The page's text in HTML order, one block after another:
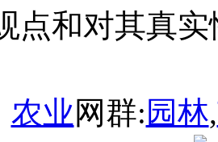
点和对其真
农业网群: 园林,